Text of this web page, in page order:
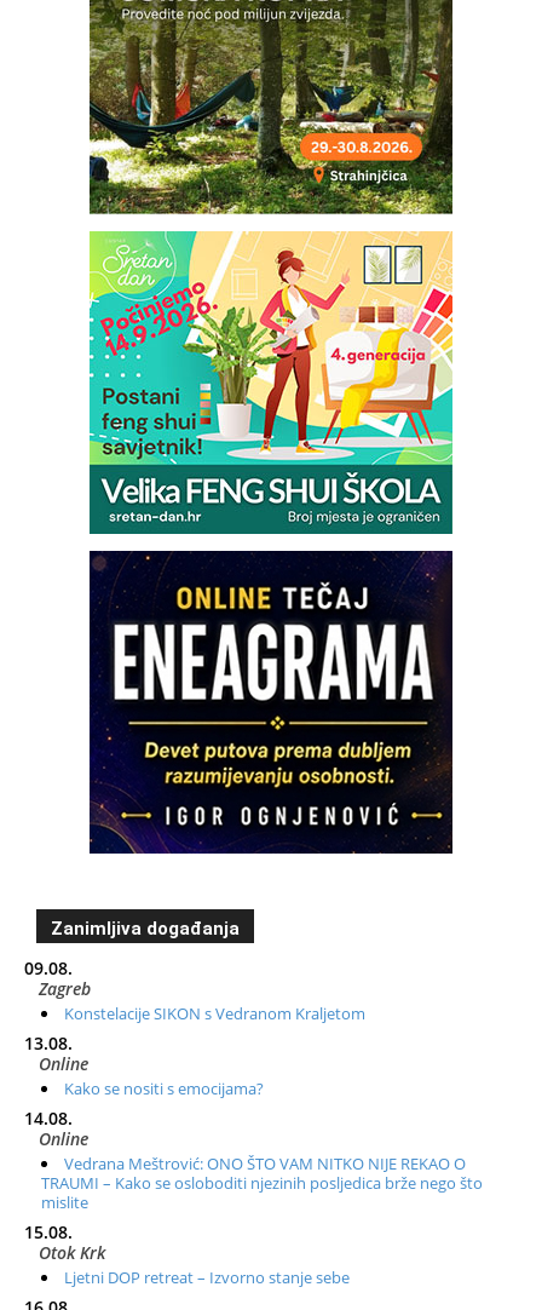
Zanimljiva događanja
09.08.
Zagreb
Konstelacije SIKON s Vedranom Kraljetom
13.08.
Online
Kako se nositi s emocijama?
14.08.
Online
Vedrana Meštrović: ONO ŠTO VAM NITKO NIJE REKAO O
TRAUMI – Kako se osloboditi njezinih posljedica brže nego što
mislite
15.08.
Otok Krk
Ljetni DOP retreat – Izvorno stanje sebe